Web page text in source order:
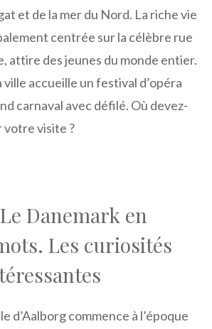
et de la mer du Nord. La riche vie
centrée sur la célèbre rue
attire des jeunes du monde entier.
ville accueille un festival d’opéra
carnaval avec défilé. Où devez-
votre visite ?
Danemark en
Les curiosités
d’Aalborg commence à l’époque